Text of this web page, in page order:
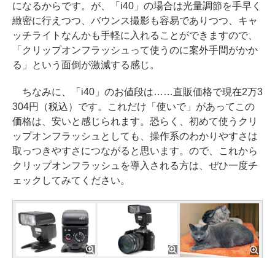
になるからです。が、「i40」の場合は光量調節を手早く
緻密に行えつつ、バウンス撮影も容易でありつつ、キャ
ッチライトなんかも手軽に入れることができますので、
「クリップオンフラッシュって使うのに案外手間がかか
る」という面倒が激減する感じ。
ちなみに、「i40」のお値段は……直販価格で現在2万3
304円（税込）です。これだけ「使いで」があってこの
価格は、安いと感じられます。恐らく、初めて使うクリ
ップオンフラッシュとしても、操作系のわかりやすさは
取っつきやすさにつながると思います。ので、これから
クリップオンフラッシュを導入される方は、ぜひ一度チ
ェックしてみてください。